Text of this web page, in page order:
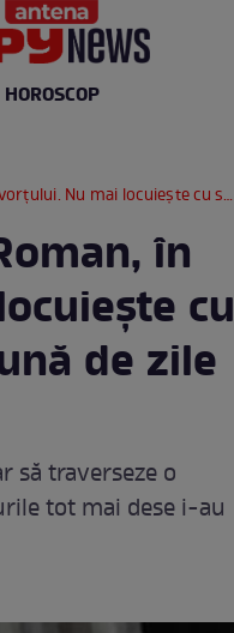
HOROSCOP
cu soţul ei de mai bine de o lună de zile
în
cu
de zile
să traverseze o
tot mai dese i-au